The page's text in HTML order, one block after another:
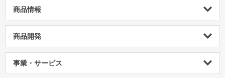
商品情報
商品開発
事業・サービス